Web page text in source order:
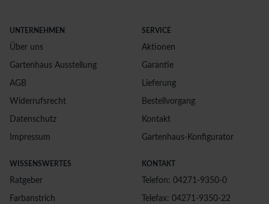
UNTERNEHMEN
Über uns
Gartenhaus Ausstellung
AGB
Widerrufsrecht
Datenschutz
Impressum
SERVICE
Aktionen
Garantie
Lieferung
Bestellvorgang
Kontakt
Gartenhaus-Konfigurator
WISSENSWERTES
Ratgeber
Farbanstrich
KONTAKT
Telefon: 04271-9350-0
Telefax: 04271-9350-22